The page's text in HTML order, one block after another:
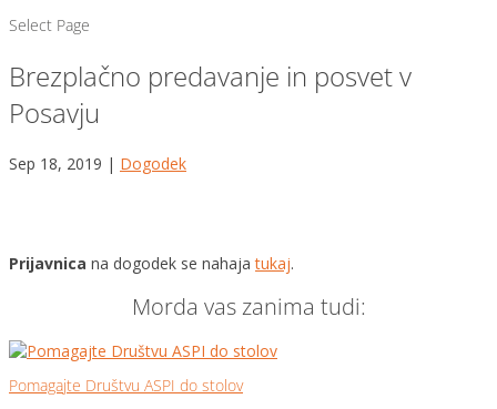
Select Page
Brezplačno predavanje in posvet v
Posavju
Sep 18, 2019 | Dogodek
Prijavnica na dogodek se nahajatukaj.
Morda vas zanima tudi:
Pomagajte Društvu ASPI do stolov